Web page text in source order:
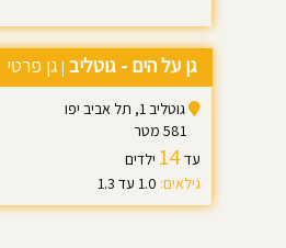
גן על הים - גוטליב | גן פרטי
גוטליב 1, תל אביב יפו
581 מטר
עד14 ילדים
גילאים: 1.0 עד 1.3